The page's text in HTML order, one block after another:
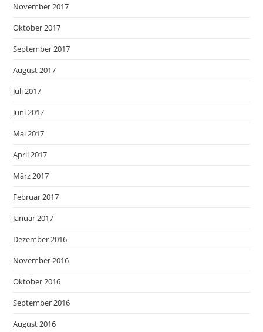
November 2017
Oktober 2017
September 2017
August 2017
Juli 2017
Juni 2017
Mai 2017
April 2017
März 2017
Februar 2017
Januar 2017
Dezember 2016
November 2016
Oktober 2016
September 2016
August 2016